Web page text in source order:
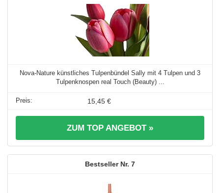
Nova-Nature künstliches Tulpenbündel Sally mit 4 Tulpen und 3
Tulpenknospen real Touch (Beauty) ...
15,45 €
ZUM TOP ANGEBOT »
7